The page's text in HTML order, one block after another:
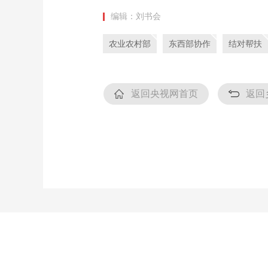
编辑：刘书会
农业农村部 东西部协作 结对帮扶
返回央视网首页 返回